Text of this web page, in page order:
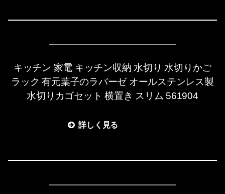
キッチン 家電 キッチン収納 水切り 水切りかご
ラック 有元葉子のラバーゼ オールステンレス製
水切りカゴセット 横置き スリム 561904
詳しく見る